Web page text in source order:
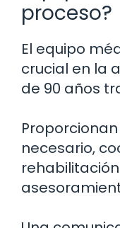
proceso?
El equipo
crucial en la
de 90 años
necesario,